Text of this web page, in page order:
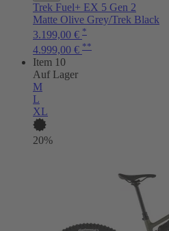
Trek Fuel+ EX 5 Gen 2
Matte Olive Grey/Trek Black
3.199,00 € *
4.999,00 € **
Item 10
Auf Lager
M
L
XL
20%